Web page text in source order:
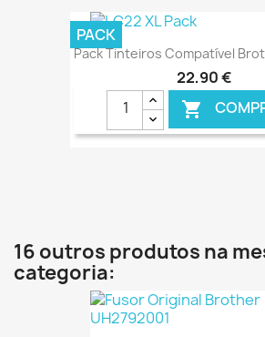
Pack Tinteiros Compatível
22,90 €

PACK
16 outros produtos na
categoria: